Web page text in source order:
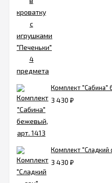
Комплект "Сабина"
3 430 ₽
Комплект "Сладкий
3 430 ₽